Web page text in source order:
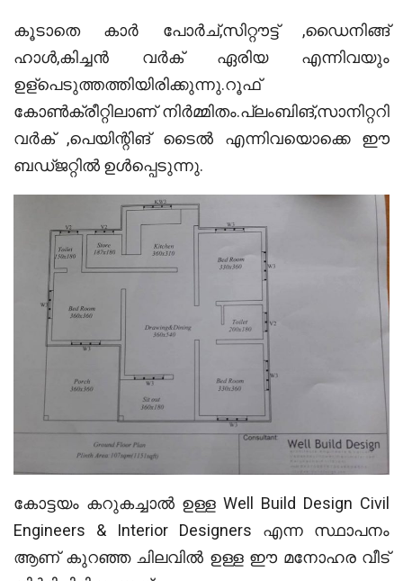
കൂടാതെ കാർ പോർച്,സിറ്റൗട്ട് ,ഡൈനിങ്ങ്
ഹാൾ,കിച്ചൻ വർക് ഏരിയ എന്നിവയും
ഉള്പെടുത്തത്തിയിരിക്കുന്നു.റൂഫ്
കോൺക്രീറ്റിലാണ് നിർമ്മിതം.പ്ലംബിങ്,സാനിറ്ററി
വർക് ,പെയിന്റിങ് ടൈൽ എന്നിവയൊക്കെ ഈ
ബഡ്ജറ്റിൽ ഉൾപ്പെടുന്നു.
കോട്ടയം കറുകച്ചാൽ ഉള്ള Well Build Design Civil
Engineers & Interior Designers എന്ന സ്ഥാപനം
ആണ് കുറഞ്ഞ ചിലവിൽ ഉള്ള ഈ മനോഹര വീട്